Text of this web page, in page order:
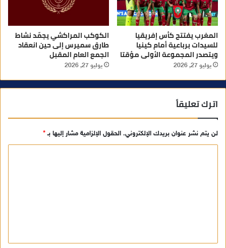
المغرب يفتتح كأس إفريقيا
للسيدات برباعية أمام كينيا
ويتصدر المجموعة الأولى مؤقتا
يوليو 27, 2026
الكوكب المراكشي يجمّد نشاط
طارق سميرس إلى حين انعقاد
الجمع العام المقبل
يوليو 27, 2026
اترك تعليقاً
لن يتم نشر عنوان بريدك الإلكتروني. الحقول الإلزامية مشار إليها بـ*
ق